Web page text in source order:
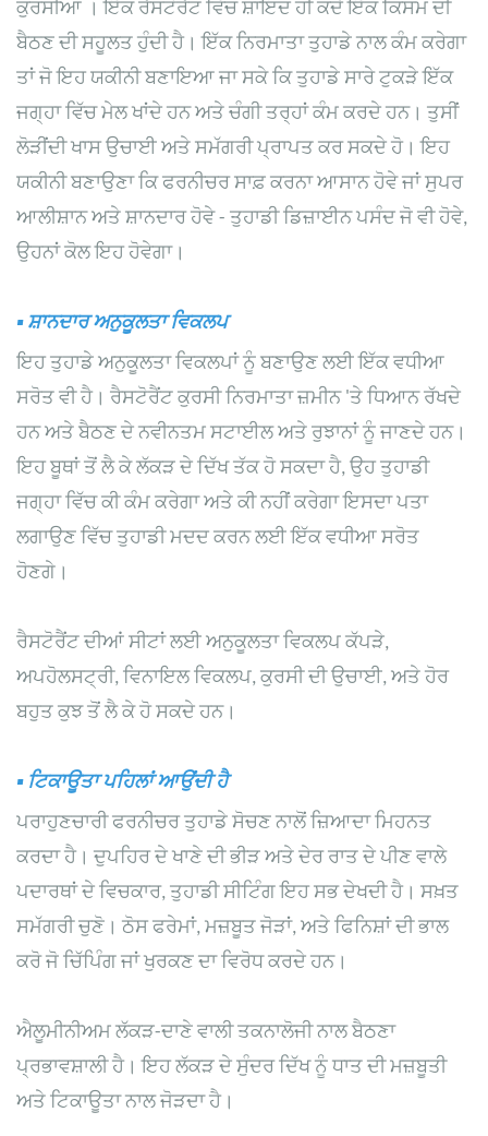
ਕੁਰਸੀਆਂ । ਇੱਕ ਰੈਸਟੋਰੈਂਟ ਵਿੱਚ ਸ਼ਾਇਦ ਹੀ ਕਦੇ ਇੱਕ ਕਿਸਮ ਦੀ
ਬੈਠਣ ਦੀ ਸਹੂਲਤ ਹੁੰਦੀ ਹੈ। ਇੱਕ ਨਿਰਮਾਤਾ ਤੁਹਾਡੇ ਨਾਲ ਕੰਮ ਕਰੇਗਾ
ਤਾਂ ਜੋ ਇਹ ਯਕੀਨੀ ਬਣਾਇਆ ਜਾ ਸਕੇ ਕਿ ਤੁਹਾਡੇ ਸਾਰੇ ਟੁਕੜੇ ਇੱਕ
ਜਗ੍ਹਾ ਵਿੱਚ ਮੇਲ ਖਾਂਦੇ ਹਨ ਅਤੇ ਚੰਗੀ ਤਰ੍ਹਾਂ ਕੰਮ ਕਰਦੇ ਹਨ। ਤੁਸੀਂ
ਲੋੜੀਂਦੀ ਖਾਸ ਉਚਾਈ ਅਤੇ ਸਮੱਗਰੀ ਪ੍ਰਾਪਤ ਕਰ ਸਕਦੇ ਹੋ। ਇਹ
ਯਕੀਨੀ ਬਣਾਉਣਾ ਕਿ ਫਰਨੀਚਰ ਸਾਫ਼ ਕਰਨਾ ਆਸਾਨ ਹੋਵੇ ਜਾਂ ਸੁਪਰ
ਆਲੀਸ਼ਾਨ ਅਤੇ ਸ਼ਾਨਦਾਰ ਹੋਵੇ - ਤੁਹਾਡੀ ਡਿਜ਼ਾਈਨ ਪਸੰਦ ਜੋ ਵੀ ਹੋਵੇ,
ਉਹਨਾਂ ਕੋਲ ਇਹ ਹੋਵੇਗਾ।
▪ ਸ਼ਾਨਦਾਰ ਅਨੁਕੂਲਤਾ ਵਿਕਲਪ
ਇਹ ਤੁਹਾਡੇ ਅਨੁਕੂਲਤਾ ਵਿਕਲਪਾਂ ਨੂੰ ਬਣਾਉਣ ਲਈ ਇੱਕ ਵਧੀਆ
ਸਰੋਤ ਵੀ ਹੈ। ਰੈਸਟੋਰੈਂਟ ਕੁਰਸੀ ਨਿਰਮਾਤਾ ਜ਼ਮੀਨ 'ਤੇ ਧਿਆਨ ਰੱਖਦੇ
ਹਨ ਅਤੇ ਬੈਠਣ ਦੇ ਨਵੀਨਤਮ ਸਟਾਈਲ ਅਤੇ ਰੁਝਾਨਾਂ ਨੂੰ ਜਾਣਦੇ ਹਨ।
ਇਹ ਬੂਥਾਂ ਤੋਂ ਲੈ ਕੇ ਲੱਕੜ ਦੇ ਦਿੱਖ ਤੱਕ ਹੋ ਸਕਦਾ ਹੈ, ਉਹ ਤੁਹਾਡੀ
ਜਗ੍ਹਾ ਵਿੱਚ ਕੀ ਕੰਮ ਕਰੇਗਾ ਅਤੇ ਕੀ ਨਹੀਂ ਕਰੇਗਾ ਇਸਦਾ ਪਤਾ
ਲਗਾਉਣ ਵਿੱਚ ਤੁਹਾਡੀ ਮਦਦ ਕਰਨ ਲਈ ਇੱਕ ਵਧੀਆ ਸਰੋਤ
ਹੋਣਗੇ।
ਰੈਸਟੋਰੈਂਟ ਦੀਆਂ ਸੀਟਾਂ ਲਈ ਅਨੁਕੂਲਤਾ ਵਿਕਲਪ ਕੱਪੜੇ,
ਅਪਹੋਲਸਟ੍ਰੀ, ਵਿਨਾਇਲ ਵਿਕਲਪ, ਕੁਰਸੀ ਦੀ ਉਚਾਈ, ਅਤੇ ਹੋਰ
ਬਹੁਤ ਕੁਝ ਤੋਂ ਲੈ ਕੇ ਹੋ ਸਕਦੇ ਹਨ।
▪ ਟਿਕਾਊਤਾ ਪਹਿਲਾਂ ਆਉਂਦੀ ਹੈ
ਪਰਾਹੁਣਚਾਰੀ ਫਰਨੀਚਰ ਤੁਹਾਡੇ ਸੋਚਣ ਨਾਲੋਂ ਜ਼ਿਆਦਾ ਮਿਹਨਤ
ਕਰਦਾ ਹੈ। ਦੁਪਹਿਰ ਦੇ ਖਾਣੇ ਦੀ ਭੀੜ ਅਤੇ ਦੇਰ ਰਾਤ ਦੇ ਪੀਣ ਵਾਲੇ
ਪਦਾਰਥਾਂ ਦੇ ਵਿਚਕਾਰ, ਤੁਹਾਡੀ ਸੀਟਿੰਗ ਇਹ ਸਭ ਦੇਖਦੀ ਹੈ। ਸਖ਼ਤ
ਸਮੱਗਰੀ ਚੁਣੋ। ਠੋਸ ਫਰੇਮਾਂ, ਮਜ਼ਬੂਤ ​​ਜੋੜਾਂ, ਅਤੇ ਫਿਨਿਸ਼ਾਂ ਦੀ ਭਾਲ
ਕਰੋ ਜੋ ਚਿੱਪਿੰਗ ਜਾਂ ਖੁਰਕਣ ਦਾ ਵਿਰੋਧ ਕਰਦੇ ਹਨ।
ਐਲੂਮੀਨੀਅਮ ਲੱਕੜ-ਦਾਣੇ ਵਾਲੀ ਤਕਨਾਲੋਜੀ ਨਾਲ ਬੈਠਣਾ
ਪ੍ਰਭਾਵਸ਼ਾਲੀ ਹੈ। ਇਹ ਲੱਕੜ ਦੇ ਸੁੰਦਰ ਦਿੱਖ ਨੂੰ ਧਾਤ ਦੀ ਮਜ਼ਬੂਤੀ
ਅਤੇ ਟਿਕਾਊਤਾ ਨਾਲ ਜੋੜਦਾ ਹੈ।